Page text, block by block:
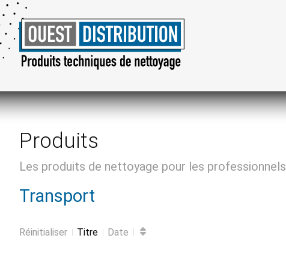
Produits
Les produits de nettoyage pour les professionnels
Transport
Réinitialiser Titre Date